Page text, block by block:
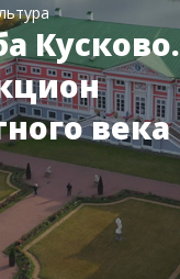
Кусково.
века